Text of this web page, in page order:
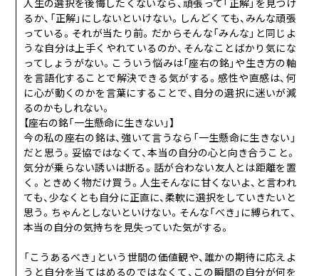
るか、「正解」にしないといけない。しんどくても、みんな頑張
っている。それが当たり前。だからそんな「みんな」と同じよ
うな自分は上手くやれているのか、そんなことばかり気にな
ってしょうがない。こういう悩みは「座右の銘」や生き方の軸
を言語化することで解決できる気がする。感性や直感は、何
に心が動くのかを言葉にすることで、自分の選択に迷いが減
るのかもしれない。
【座右の銘「一生懸命に生きない」】
今の私の座右の銘は、強いて言うなら「一生懸命に生きない」
だと思う。妥協ではなくて、本当の自分の心と向き合うこと。
気分が乗らない誘いは断る。話が合わない友人とは距離を置
く。ときめく物だけ買う。人生そんなに甘くないよ、と言われ
ても、少なくとも自分に正直に、柔軟に選択をしていきたいと
思う。ちゃんとしないといけない。そんな「べき」に縛られて、
本当の自分の気持ちを見失っていた気がする。
「こうあるべき」という世間の価値観や、誰かの期待に応えよ
うと自分を当てはめるのではなくて、この瞬間の自分が何を